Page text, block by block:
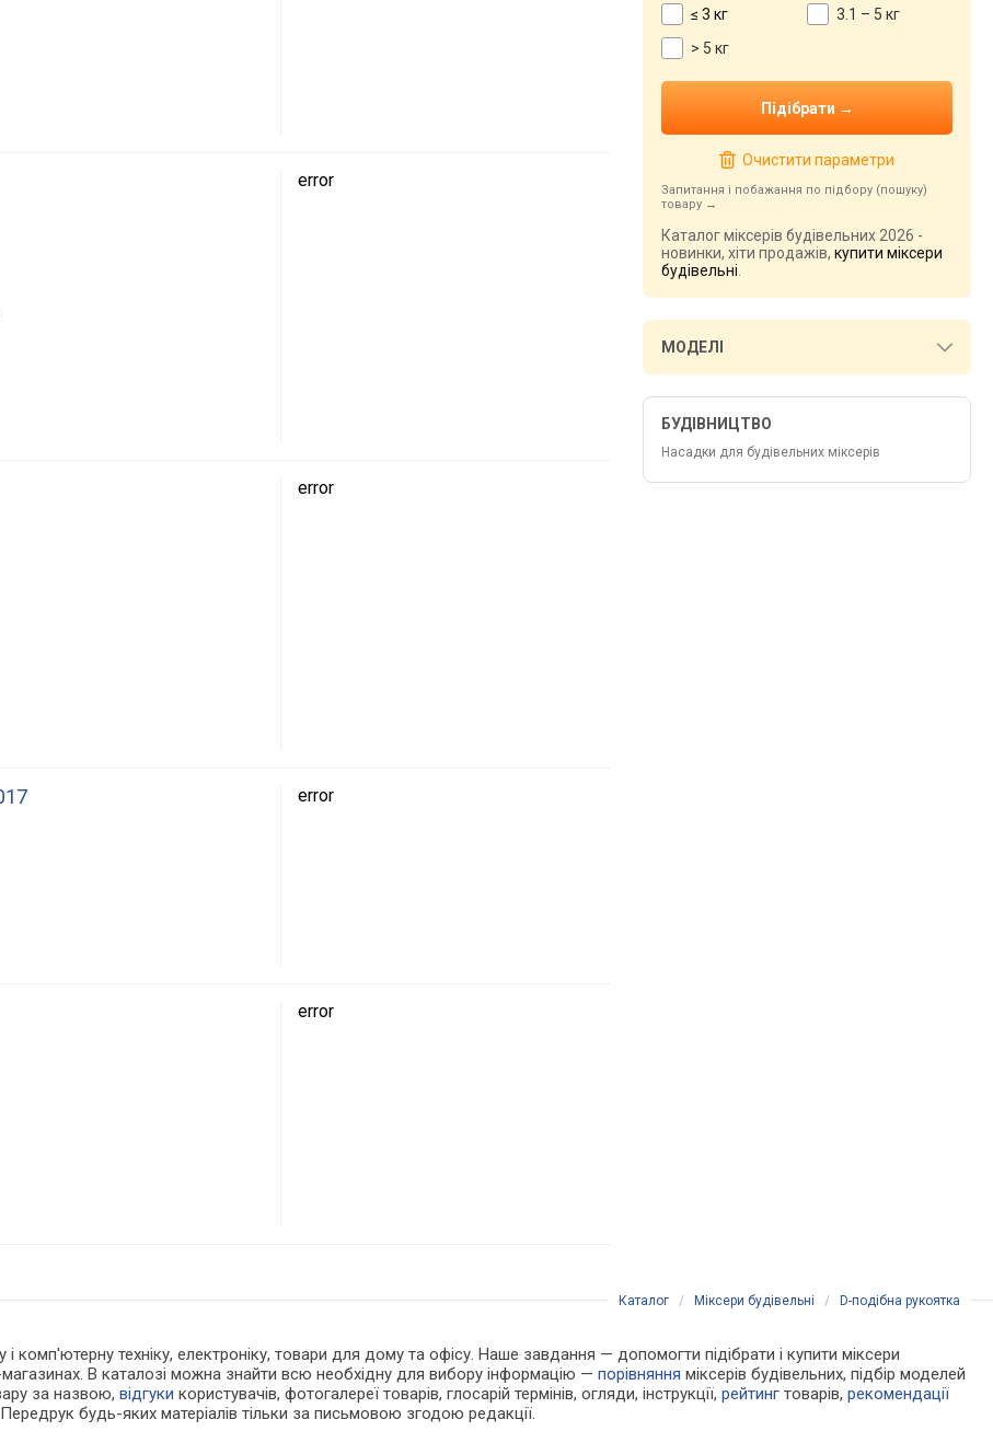
error
error
error
error
≤ 3 кг
3.1 – 5 кг
> 5 кг
Очистити параметри
Запитання і побажання по підбору (пошуку)
товару
Каталог міксерів будівельних 2026 -
новинки, хіти продажів, купити міксери
будівельні
МОДЕЛІ
БУДІВНИЦТВО
Насадки для будівельних міксерів
Каталог / Міксери будівельні / D-подібна рукоятка
і комп'ютерну техніку, електроніку, товари для дому та офісу. Наше завдання — допомогти підібрати і купити міксери
В каталозі можна знайти всю необхідну для вибору інформацію —порівняння міксерів будівельних, підбір моделей
за назвою,відгуки користувачів, фотогалереї товарів, глосарій термінів, огляди, інструкції,рейтинг товарів,рекомендації
Передрук будь-яких матеріалів тільки за письмовою згодою редакції.